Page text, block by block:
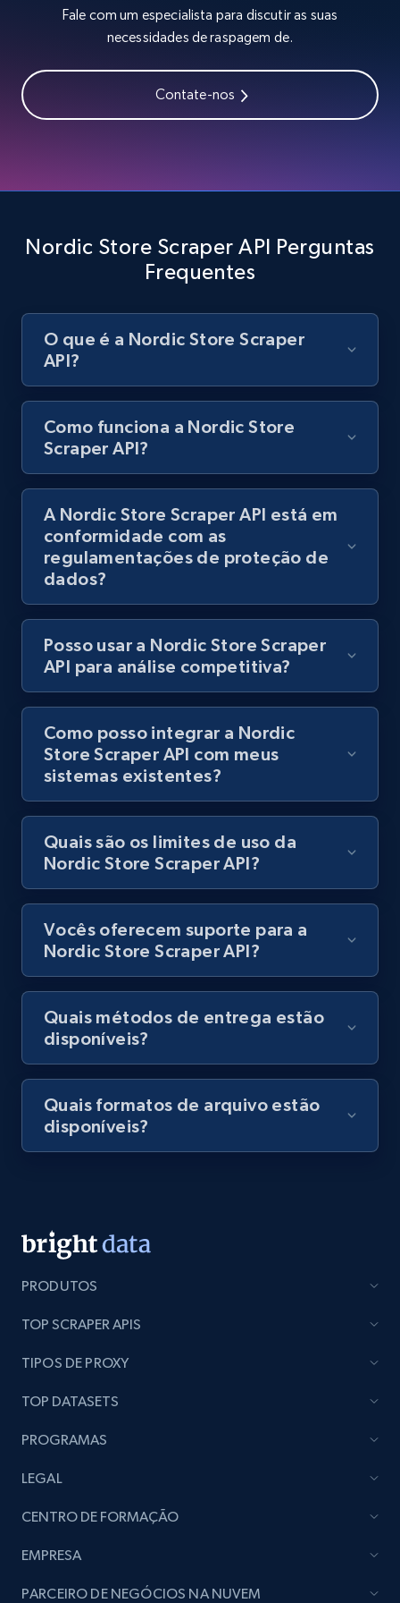
Zara - Products - discovery by category url
Best Buy products
URL, Product id, Title, Images, Final price,
Currency, Discount, Initial price, and more.
1.1K+ 149+ Comece grátis
Best Buy products - Collect data on
products using specified keywords
URL, Product id, Title, Images, Final price,
Currency, Discount, Initial price, and more.
1.1K+ 149+
URL, Title, Rating, Reviews, Initial price, Final
price, Currency, Stock, and more.
keyword
URL, Title, Rating, Reviews, Initial price, Final
991+ 165+ Comece grátis
Lazada - Products - Discover products by
category URL or brand URL
URL, Title, Rating, Reviews, Initial price, Final
price, Currency, Stock, and more.
991+ 165+
seller URL
price, Currency, Stock, and more.
brand URL
URL, Title, Rating, Reviews, Initial price, Final
Fale com um especialista para discutir as suas
necessidades de raspagem de.
Contate-nos
Nordic Store Scraper API Perguntas
Frequentes
O que é a Nordic Store Scraper
API?
Como funciona a Nordic Store
Scraper API?
A Nordic Store Scraper API está em
conformidade com as
regulamentações de proteção de
dados?
Posso usar a Nordic Store Scraper
API para análise competitiva?
Como posso integrar a Nordic
Store Scraper API com meus
sistemas existentes?
Quais são os limites de uso da
Nordic Store Scraper API?
Vocês oferecem suporte para a
Nordic Store Scraper API?
Quais métodos de entrega estão
disponíveis?
Quais formatos de arquivo estão
disponíveis?
PRODUTOS
TOP SCRAPER APIS
TIPOS DE PROXY
TOP DATASETS
PROGRAMAS
LEGAL
CENTRO DE FORMAÇÃO
EMPRESA
PARCEIRO DE NEGÓCIOS NA NUVEM